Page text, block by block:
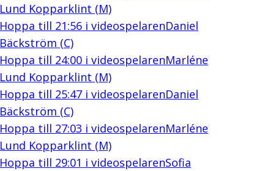
Lund Kopparklint (M)
Hoppa till 21:56i videospelarenDaniel
Bäckström (C)
Hoppa till 24:00i videospelarenMarléne
Lund Kopparklint (M)
Hoppa till 25:47i videospelarenDaniel
Bäckström (C)
Hoppa till 27:03 i videospelarenMarléne
Lund Kopparklint (M)
Hoppa till 29:01 i videospelarenSofia